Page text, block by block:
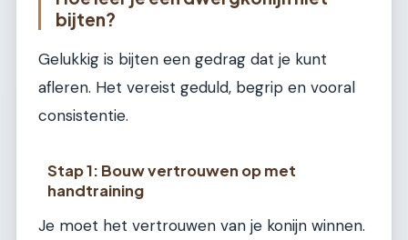
bijten?
Gelukkig is bijten een gedrag dat je kunt
afleren. Het vereist geduld, begrip en vooral
consistentie.
Stap 1: Bouw vertrouwen op met
handtraining
Je moet het vertrouwen van je konijn winnen.